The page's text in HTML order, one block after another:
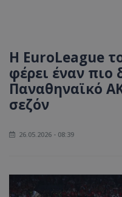
Η EuroLeague
φέρει έναν πιο
Παναθηναϊκό
σεζόν
26.05.2026 - 08:39